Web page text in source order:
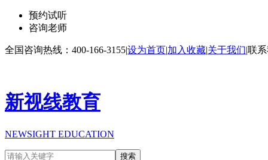
预约试听
咨询老师
全国咨询热线：400-166-3155|设为首页|加入收藏|关于我们|联
新视线教育
NEWSIGHT EDUCATION
搜索